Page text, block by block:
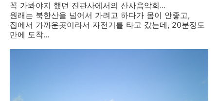
꼭 가봐야지 했던 진관사에서의 산사음악회...
원래는 북한산을 넘어서 가려고 하다가 몸이 안좋고,
집에서 가까운곳이라서 자전거를 타고 갔는데, 20분정도
만에 도착...